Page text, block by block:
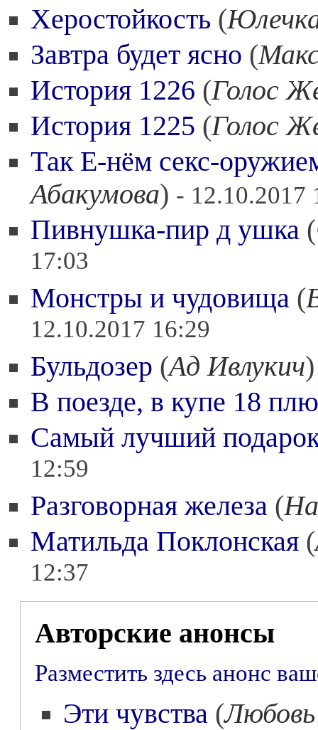
Херостойкость (
Завтра будет ясно (
История 1226 (Голос
История 1225 (Голос
Так Е-нём секс-
Абакумова) - 12.10.2017
Пивнушка-пир д ушка (
17:03
Монстры и чудовища (
12.10.2017 16:29
Бульдозер (Ад Ивлукич
В поезде, в купе 18
Самый лучший
12:59
Разговорная железа (
Матильда Поклонская (
12:37
Авторские анонсы
Разместить здесь анонс
Эти чувства (